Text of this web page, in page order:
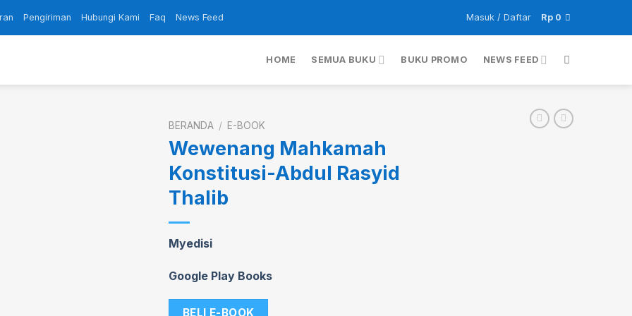
Pengiriman Hubungi Kami Faq News Feed Masuk / Daftar Rp 0
HOME SEMUA BUKU BUKU PROMO NEWS FEED
BERANDA / E-BOOK
Wewenang Mahkamah
Konstitusi-Abdul Rasyid
Thalib
Myedisi
Google Play Books
BELI E-BOOK